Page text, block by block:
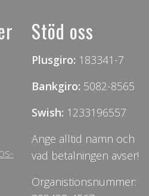
Stöd oss
Plusgiro: 183341-7
Bankgiro: 5082-8565
Swish: 1233196557
Ange alltid namn och
vad betalningen avser!
Organistionsnummer: